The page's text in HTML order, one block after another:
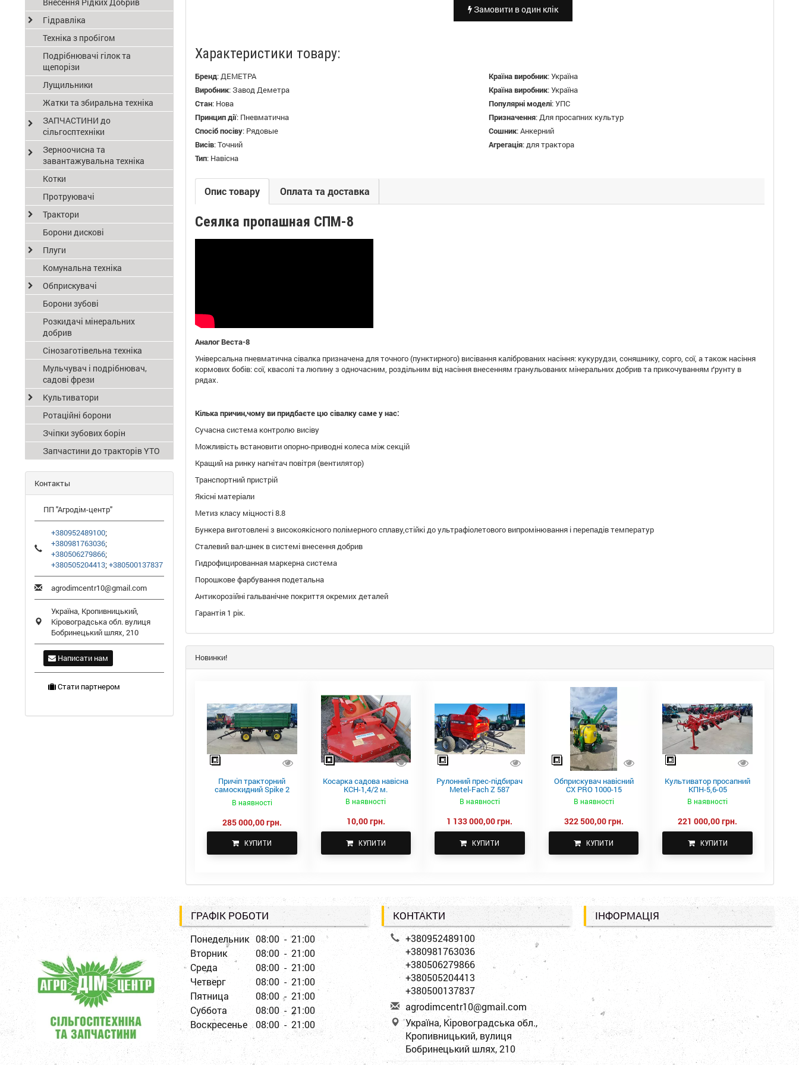
Замовити в один клік
Характеристики товару:
Бренд:ДЕМЕТРА Країна виробник:Україна
Виробник:Завод Деметра Країна виробник:Україна
Стан: Нова Популярні моделі:УПС
Принцип дії: Пневматична Призначення:Для просапних культур
Спосіб посіву: Рядовые Сошник:Анкерний
Висів:Точний Агрегація:для трактора
Тип: Навісна
Опис товару Оплата та доставка
Сеялка пропашная СПМ-8
Аналог Веста-8
Універсальна пневматична сівалка призначена для точного (пунктирного) висівання каліброваних насіння: кукурудзи, соняшнику, сорго, сої, а також насіння
кормових бобів: сої, квасолі та люпину з одночасним, роздільним від насіння внесенням гранульованих мінеральних добрив та прикочуванням ґрунту в
рядах.
Кілька причин,чому ви придбаєте цю сівалку саме у нас:
Сучасна система контролю висіву
Можливість встановити опорно-приводні колеса між секцій
Кращий на ринку нагнітач повітря (вентилятор)
Транспортний пристрій
Якісні матеріали
Метиз класу міцності 8.8
Бункера виготовлені з високоякісного полімерного сплаву,стійкі до ультрафіолетового випромінювання і перепадів температур
Сталевий вал-шнек в системі внесення добрив
Гидрофицированная маркерна система
Порошкове фарбування подетальна
Антикорозійні гальванічне покриття окремих деталей
Гарантія 1 рік.
Новинки!
Причіп тракторний
самоскидний Spike 2
В наявності
285 000,00 грн.
КУПИТИ
Косарка садова навісна
КСН-1,4/2 м.
В наявності
10,00 грн.
КУПИТИ
Рулонний прес-підбирач
Metel-Fach Z 587
В наявності
1 133 000,00 грн.
КУПИТИ
Обприскувач навісний
CX PRO 1000-15
В наявності
322 500,00 грн.
КУПИТИ
Культиватор просапний
КПН-5,6-05
В наявності
221 000,00 грн.
КУПИТИ
Гідравліка
Техніка з пробігом
Подрібнювачі гілок та
щепорізи
Лущильники
Жатки та збиральна техніка
ЗАПЧАСТИНИ до
сільгосптехніки
Зерноочисна та
завантажувальна техніка
Котки
Протруювачі
Трактори
Борони дискові
Плуги
Комунальна техніка
Обприскувачі
Борони зубові
Розкидачі мінеральних
добрив
Сінозаготівельна техніка
Мульчувач і подрібнювач,
садові фрези
Культиватори
Ротаційні борони
Зчіпки зубових борін
Запчастини до тракторів YTO
Контакты
ПП "Агродім-центр"
+380952489100;
+380981763036;
+380506279866;
+380505204413;+380500137837
agrodimcentr10@gmail.com
Україна, Кропивницький,
Кіровоградська обл. вулиця
Бобринецький шлях, 210
Написати нам
Стати партнером
ГРАФІК РОБОТИ
Понедельник 08:00 - 21:00
Вторник
08:00 - 21:00
Среда
08:00 - 21:00
Четверг
08:00 - 21:00
Пятница
08:00 - 21:00
Суббота
08:00 - 21:00
Воскресенье
08:00 - 21:00
КОНТАКТИ
+380952489100
+380981763036
+380506279866
+380505204413
+380500137837
agrodimcentr10@gmail.com
Україна, Кіровоградська обл.,
Кропивницький, вулиця
Бобринецький шлях, 210
ІНФОРМАЦІЯ